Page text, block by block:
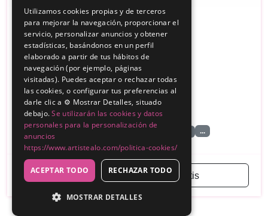
AVENTURA VERTICAL SL
Alquiler y organización de eventos
Sin reseñas
Desde 200€
Córdoba
Team Building ...
Solicitar presupuesto gratis
Utilizamos cookies propias y de terceros
para mejorar la navegación, proporcionar el
servicio, personalizar anuncios y obtener
estadísticas, basándonos en un perfil
elaborado a partir de tus hábitos de
navegación (por ejemplo, páginas
visitadas). Puedes aceptar o rechazar todas
las cookies, o configurar tus preferencias al
darle clic a ⚙️ Mostrar Detalles, situado
debajo.Se utilizarán las cookies y datos
personales para la personalización de
anuncios
https://www.artistealo.com/politica-cookies/
ACEPTAR TODO RECHAZAR TODO
MOSTRAR DETALLES